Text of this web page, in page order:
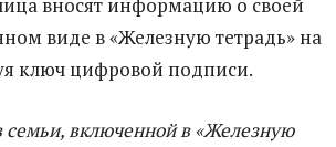
виде в «Железную тетрадь» на
ключ цифровой подписи.
включенной в «Железную